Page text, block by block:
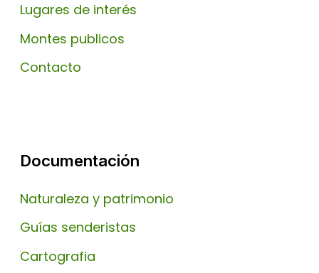
Lugares de interés
Montes publicos
Contacto
Documentación
Naturaleza y patrimonio
Guías senderistas
Cartografia